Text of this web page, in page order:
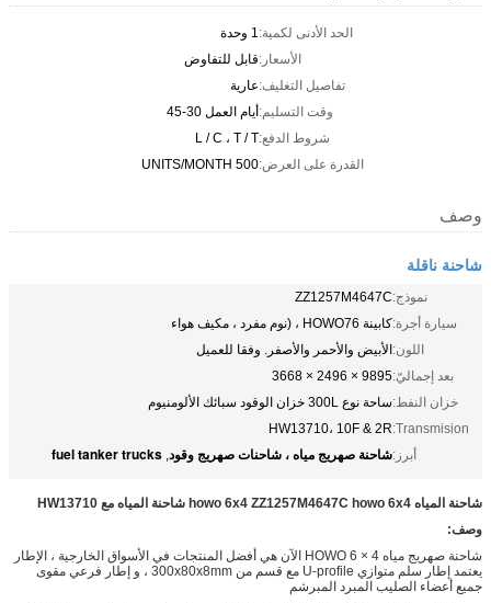
الحد الأدنى لكمية:1 وحدة
الأسعار:قابل للتفاوض
تفاصيل التغليف:عارية
وقت التسليم:أيام العمل 30-45
شروط الدفع:L / C ، T / T
القدرة على العرض:500 UNITS/MONTH
وصف
شاحنة ناقلة
نموذج:ZZ1257M4647C
سيارة أجرة:كابينة HOWO76 ، (نوم مفرد ، مكيف هواء
اللون:الأبيض والأحمر والأصفر. وفقا للعميل
بعد إجماليّ:9895 × 2496 × 3668
خزان النفط:ساحة نوع 300L خزان الوقود سبائك الألومنيوم
Transmision: HW13710، 10F & 2R
أبرز:شاحنة صهريج مياه ، شاحنات صهريج وقود,
fuel tanker trucks
شاحنة المياه howo 6x4 ZZ1257M4647C howo 6x4 شاحنة المياه مع HW13710
وصف:
شاحنة صهريج مياه HOWO 6 × 4 الآن هي أفضل المنتجات في الأسواق الخارجية ، الإطار
يعتمد إطار سلم متوازي U-profile مع قسم من 300x80x8mm ، و إطار فرعي مقوى
جميع أعضاء الصليب المبرد المبرشم